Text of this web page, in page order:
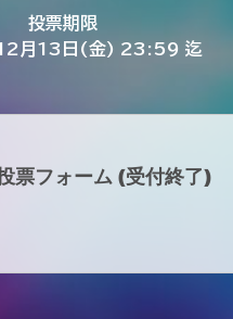
投票期限
月13日(金) 23:59 迄
票フォーム (受付終了)